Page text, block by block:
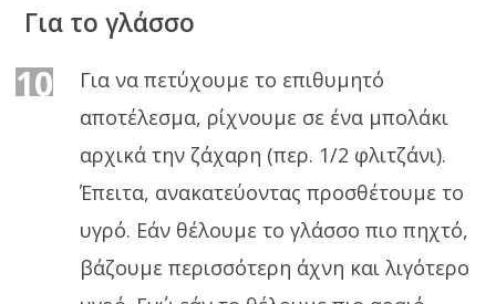
Για το γλάσσο
10
Για να πετύχουμε το επιθυμητό
αποτέλεσμα, ρίχνουμε σε ένα μπολάκι
αρχικά την ζάχαρη (περ. 1/2 φλιτζάνι).
Έπειτα, ανακατεύοντας προσθέτουμε το
υγρό. Εάν θέλουμε το γλάσσο πιο πηχτό,
βάζουμε περισσότερη άχνη και λιγότερο